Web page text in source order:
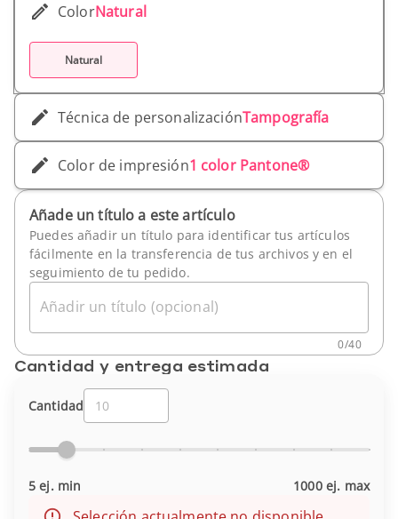
ColorNatural
Natural
Técnica de personalizaciónTampografía
Color de impresión1 color Pantone®
Añade un título a este artículo
Puedes añadir un título para identificar tus artículos
fácilmente en la transferencia de tus archivos y en el
seguimiento de tu pedido.
Añadir un título (opcional)
0/40
Cantidad y entrega estimada
Cantidad
5 ej. min 1000 ej. max